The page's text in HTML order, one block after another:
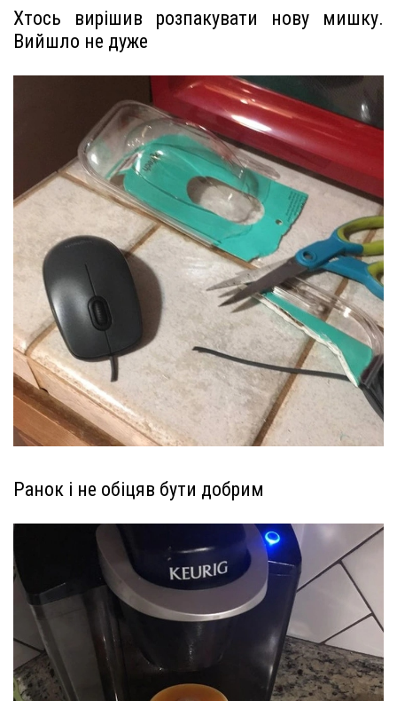
Хтось вирішив розпакувати нову мишку.
Вийшло не дуже
Ранок і не обіцяв бути добрим